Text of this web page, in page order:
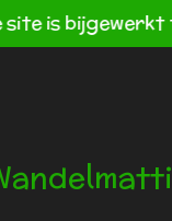
site is